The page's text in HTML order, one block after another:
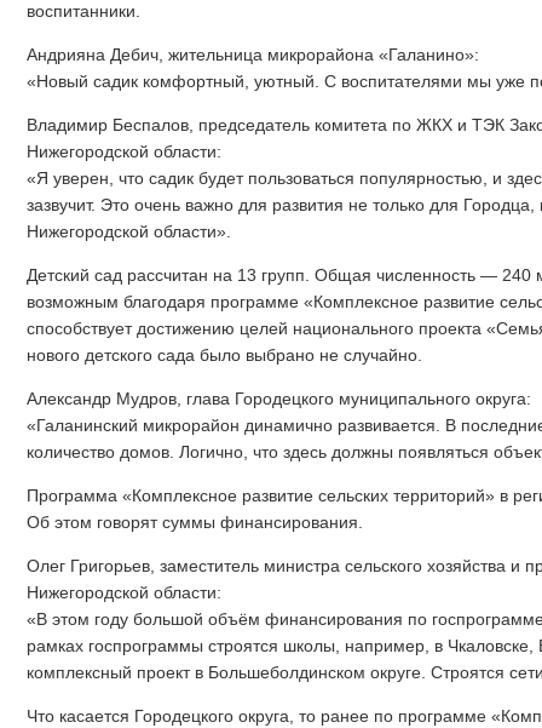
воспитанники.
Андрияна Дебич, жительница микрорайона «Галанино»:
«Новый садик комфортный, уютный. С воспитателями мы уже
Владимир Беспалов, председатель комитета по ЖКХ и ТЭК
Нижегородской области:
«Я уверен, что садик будет пользоваться популярностью, и
зазвучит. Это очень важно для развития не только для
Нижегородской области».
Детский сад рассчитан на 13 групп. Общая численность — 240
возможным благодаря программе «Комплексное развитие
способствует достижению целей национального проекта
нового детского сада было выбрано не случайно.
Александр Мудров, глава Городецкого муниципального округа:
«Галанинский микрорайон динамично развивается. В
количество домов. Логично, что здесь должны появляться
Программа «Комплексное развитие сельских территорий» в
Об этом говорят суммы финансирования.
Олег Григорьев, заместитель министра сельского хозяйства и
Нижегородской области:
«В этом году большой объём финансирования по
рамках госпрограммы строятся школы, например, в Чкаловске,
комплексный проект в Большеболдинском округе. Строятся
Что касается Городецкого округа, то ранее по программе